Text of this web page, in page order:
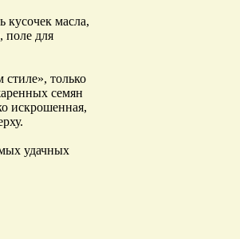
кусочек масла,
поле для
только
семян
искрошенная,
удачных